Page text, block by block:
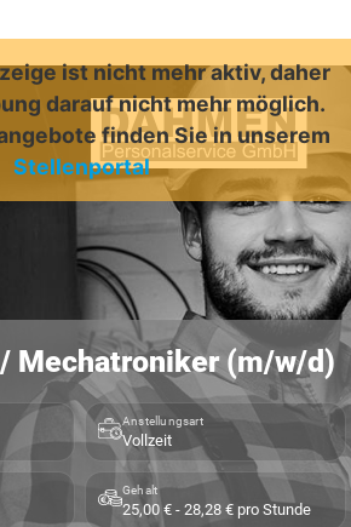
ist nicht mehr aktiv, daher
darauf nicht mehr möglich.
finden Sie in unserem
Stellenportal
Mechatroniker (m/w/d)
Anstellungsart
Vollzeit
Gehalt
25,00 € - 28,28 € pro Stunde